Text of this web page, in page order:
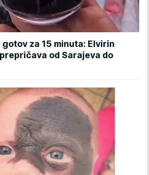
za 15 minuta: Elvirin
od Sarajeva do